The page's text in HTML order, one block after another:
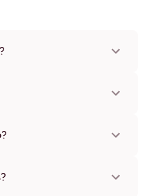
incluidas opciones sin
enviaremos un número de